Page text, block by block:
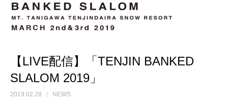
【LIVE配信】「TENJIN BANKED
SLALOM 2019」
2019.02.28 NEWS